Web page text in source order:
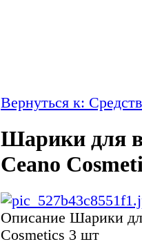
Вернуться к:
Шарики для
Ceano
Описание Шарики
Cosmetics 3 шт